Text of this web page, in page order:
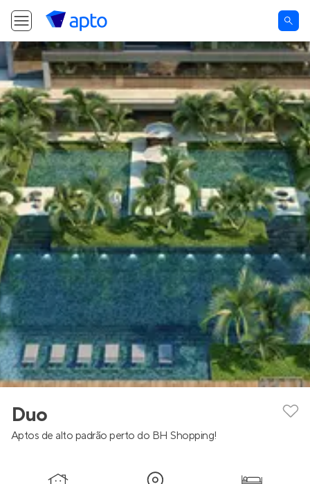
Duo
Aptos de alto padrão perto do BH Shopping!